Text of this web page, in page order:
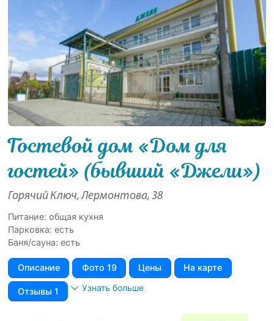
Гостевой дом «Дом для
гостей» (бывший «Джели»)
Горячий Ключ, Лермонтова, 38
Питание: общая кухня
Парковка: есть
Баня/сауна: есть
Описание Фото 19 Цены На карте
Отзывы 1 Узнать больше